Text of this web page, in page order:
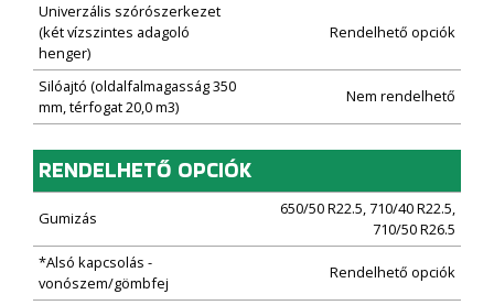
Univerzális szórószerkezet
(két vízszintes adagoló
henger)
Rendelhető opciók
Silóajtó (oldalfalmagasság 350
mm, térfogat 20,0 m3)
Nem rendelhető
RENDELHETŐ OPCIÓK
Gumizás
650/50 R22.5, 710/40 R22.5,
710/50 R26.5
*Alsó kapcsolás -
vonószem/gömbfej
Rendelhető opciók